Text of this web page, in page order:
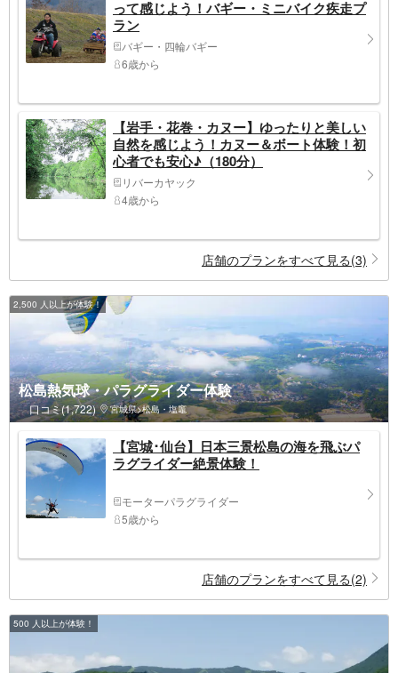
って感じよう！バギー・ミニバイク疾走プ
ラン
バギー・四輪バギー
6歳から
【岩手・花巻・カヌー】ゆったりと美しい
自然を感じよう！カヌー＆ボート体験！初
心者でも安心♪（180分）
リバーカヤック
4歳から
店舗のプランをすべて見る(3)
2,500 人以上が体験！
松島熱気球・パラグライダー体験
口コミ(1,722) 宮城県>松島・塩竈
【宮城･仙台】日本三景松島の海を飛ぶパ
ラグライダー絶景体験！
モーターパラグライダー
5歳から
店舗のプランをすべて見る(2)
500 人以上が体験！